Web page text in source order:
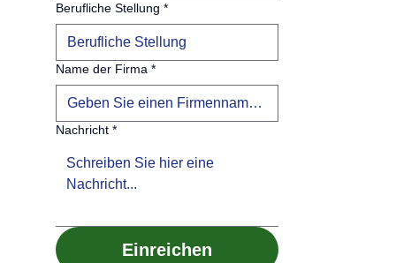
Berufliche Stellung *
Name der Firma *
Nachricht *
Einreichen